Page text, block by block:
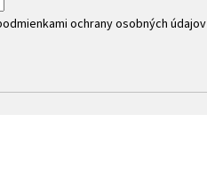
ochrany osobných údajov